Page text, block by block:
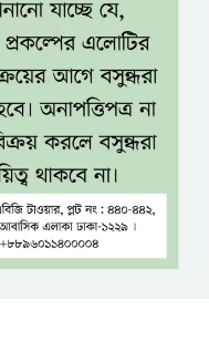
এসে মিলল পলিথিনে
মেলেনি মাথা ও
ঝুঁকি?
লক্ষণে সতর্ক হওয়ার